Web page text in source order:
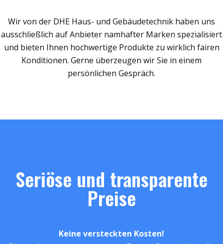
Wir von der DHE Haus- und Gebäudetechnik haben uns
ausschließlich auf Anbieter namhafter Marken spezialisiert
und bieten Ihnen hochwertige Produkte zu wirklich fairen
Konditionen. Gerne überzeugen wir Sie in einem
persönlichen Gespräch.
Seriöse und transparente
Preise
Keine versteckten Kosten!